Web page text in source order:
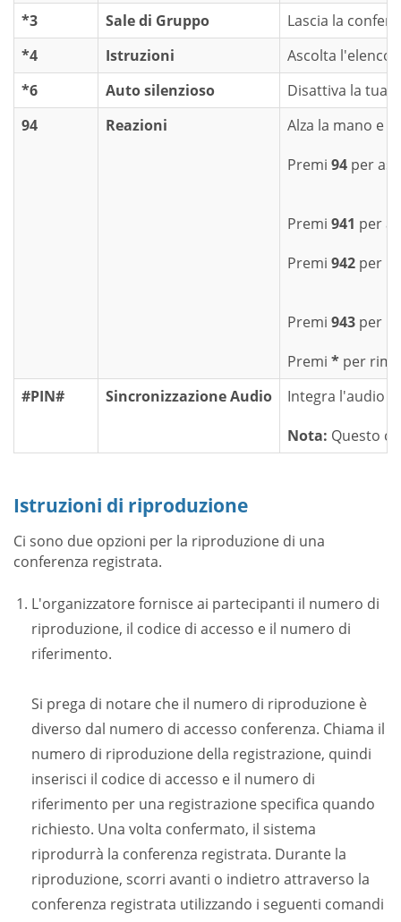
*3
Sale di Gruppo
Lascia la
*4
Istruzioni
Ascolta l'elenco
*6
Auto silenzioso
Disattiva la tua
94
Reazioni
Alza la mano e
Premi 94 per
Premi 941 per
Premi 942 per
Premi 943 per
Premi * per
#PIN#
Sincronizzazione Audio
Integra l'audio
Nota: Questo
Istruzioni di riproduzione
Ci sono due opzioni per la riproduzione di una
conferenza registrata.
L'organizzatore fornisce ai partecipanti il ​​numero di
riproduzione, il codice di accesso e il numero di
riferimento.
Si prega di notare che il numero di riproduzione è
diverso dal numero di accesso conferenza. Chiama il
numero di riproduzione della registrazione, quindi
inserisci il codice di accesso e il numero di
riferimento per una registrazione specifica quando
richiesto. Una volta confermato, il sistema
riprodurrà la conferenza registrata. Durante la
riproduzione, scorri avanti o indietro attraverso la
conferenza registrata utilizzando i seguenti comandi